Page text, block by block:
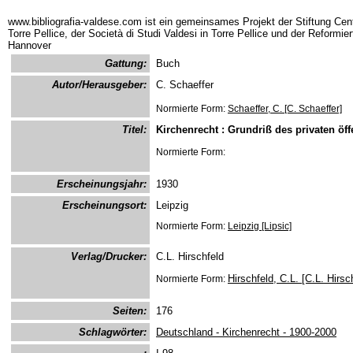
www.bibliografia-valdese.com ist ein gemeinsames Projekt der Stiftung
Torre Pellice, der Società di Studi Valdesi in Torre Pellice und der
Hannover
Gattung:
Buch
Autor/Herausgeber:
C. Schaeffer
Normierte Form: Schaeffer, C. [C. Schaeffer]
Titel: Kirchenrecht : Grundriß des privaten
Normierte Form:
Erscheinungsjahr:
1930
Erscheinungsort:
Leipzig
Normierte Form: Leipzig [Lipsic]
Verlag/Drucker: C.L. Hirschfeld
Normierte Form: Hirschfeld, C.L. [C.L.
Seiten:
176
Schlagwörter:
Deutschland - Kirchenrecht - 1900-2000